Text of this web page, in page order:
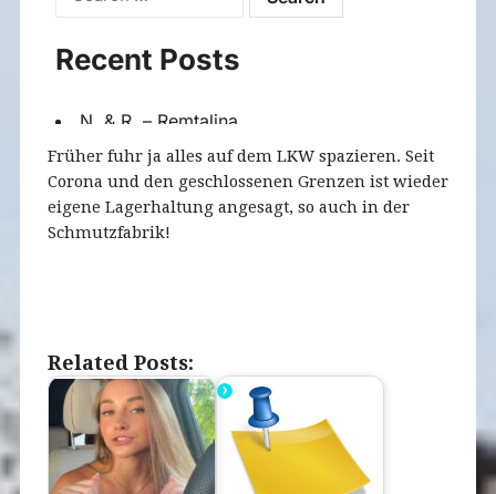
Früher fuhr ja alles auf dem LKW spazieren. Seit
Corona und den geschlossenen Grenzen ist wieder
eigene Lagerhaltung angesagt, so auch in der
Schmutzfabrik!
Related Posts: